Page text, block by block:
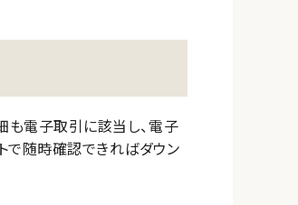
も電子取引に該当し、電子
で随時確認できればダウン